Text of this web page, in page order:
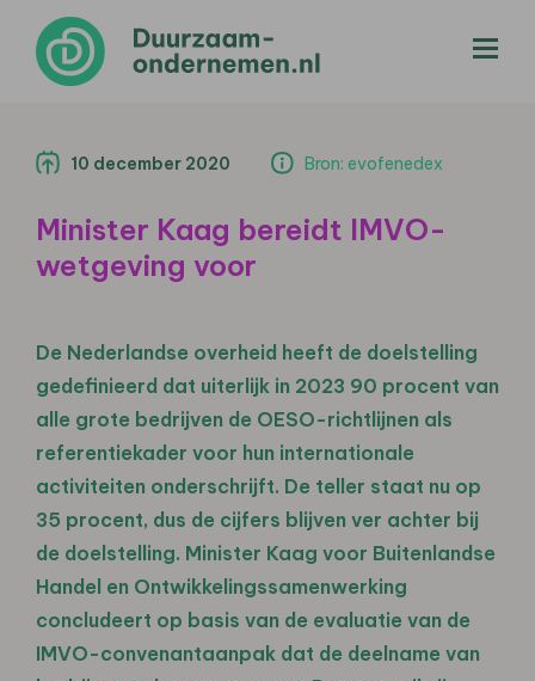
10 december 2020 Bron: evofenedex
Minister Kaag bereidt IMVO-
wetgeving voor
De Nederlandse overheid heeft de doelstelling
gedefinieerd dat uiterlijk in 2023 90 procent van
alle grote bedrijven de OESO-richtlijnen als
referentiekader voor hun internationale
activiteiten onderschrijft. De teller staat nu op
35 procent, dus de cijfers blijven ver achter bij
de doelstelling. Minister Kaag voor Buitenlandse
Handel en Ontwikkelingssamenwerking
concludeert op basis van de evaluatie van de
IMVO-convenantaanpak dat de deelname van